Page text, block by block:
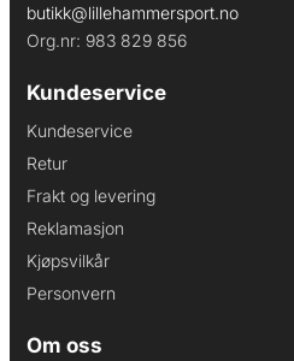
butikk@lillehammersport.no
Org.nr: 983 829 856
Kundeservice
Kundeservice
Retur
Frakt og levering
Reklamasjon
Kjøpsvilkår
Personvern
Om oss